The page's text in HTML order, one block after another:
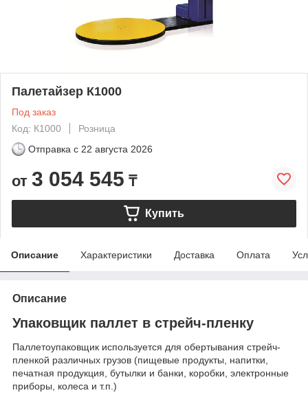
Палетайзер К1000
Под заказ
Код: К1000
Розница
Отправка с 22 августа 2026
от 3 054 545 ₸
Купить
Описание Характеристики Доставка Оплата
Описание
Упаковщик паллет в стрейч-пленку
Паллетоупаковщик используется для обертывания стрейч-
пленкой различных грузов (пищевые продукты, напитки,
печатная продукция, бутылки и банки, коробки, электронные
приборы, колеса и т.п.)